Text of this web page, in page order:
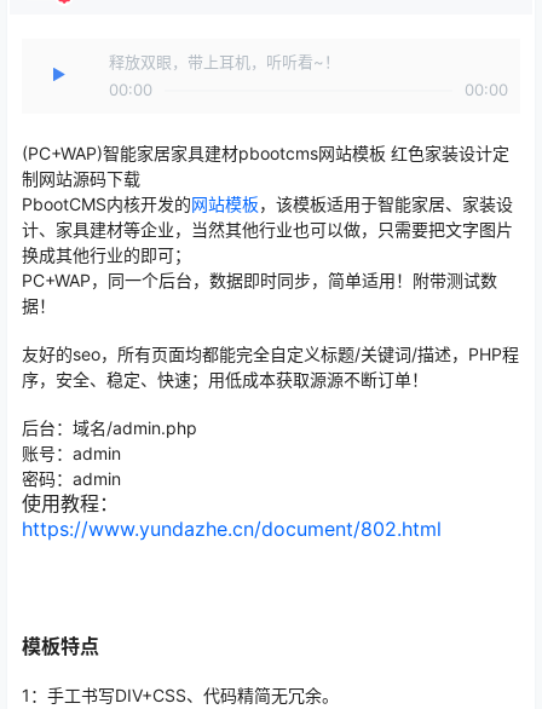
释放双眼，带上耳机，听听看~！
00:00
00:00
(PC+WAP)智能家居家具建材pbootcms网站模板 红色家装设计定
制网站源码下载
PbootCMS内核开发的网站模板，该模板适用于智能家居、家装设
计、家具建材等企业，当然其他行业也可以做，只需要把文字图片
换成其他行业的即可；
PC+WAP，同一个后台，数据即时同步，简单适用！附带测试数
据！
友好的seo，所有页面均都能完全自定义标题/关键词/描述，PHP程
序，安全、稳定、快速；用低成本获取源源不断订单！
后台：域名/admin.php
账号：admin
密码：admin
使用教程：
https://www.yundazhe.cn/document/802.html
模板特点
1：手工书写DIV+CSS、代码精简无冗余。